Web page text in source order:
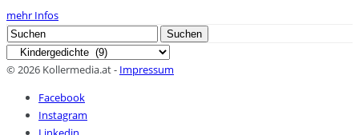
mehr Infos
Search
for:
Suchen
Kategorien
© 2026 Kollermedia.at - Impressum
Facebook
Instagram